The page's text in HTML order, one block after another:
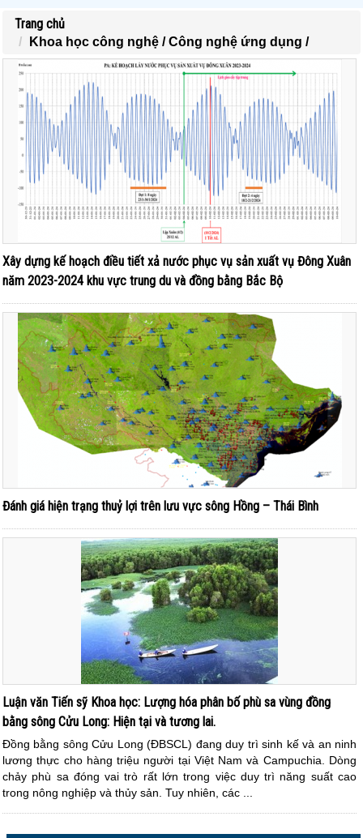
Trang chủ
Khoa học công nghệ /Công nghệ ứng dụng /
Xây dựng kế hoạch điều tiết xả nước phục vụ sản xuất vụ Đông Xuân
năm 2023-2024 khu vực trung du và đồng bằng Bắc Bộ
Đánh giá hiện trạng thuỷ lợi trên lưu vực sông Hồng – Thái Bình
Luận văn Tiến sỹ Khoa học: Lượng hóa phân bố phù sa vùng đồng
bằng sông Cửu Long: Hiện tại và tương lai.
Đồng bằng sông Cửu Long (ĐBSCL) đang duy trì sinh kế và an ninh
lương thực cho hàng triệu người tại Việt Nam và Campuchia. Dòng
chảy phù sa đóng vai trò rất lớn trong việc duy trì năng suất cao
trong nông nghiệp và thủy sản. Tuy nhiên, các ...